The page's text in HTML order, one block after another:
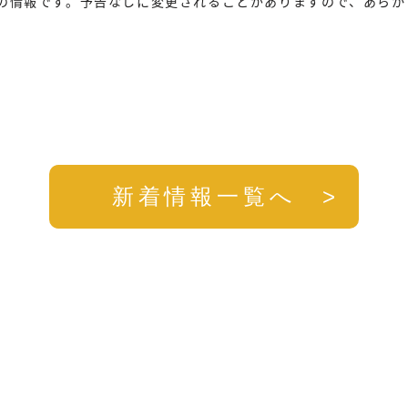
新着情報一覧へ